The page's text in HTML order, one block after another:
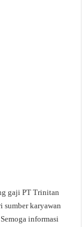
gaji PT Trinitan
karyawan
informasi